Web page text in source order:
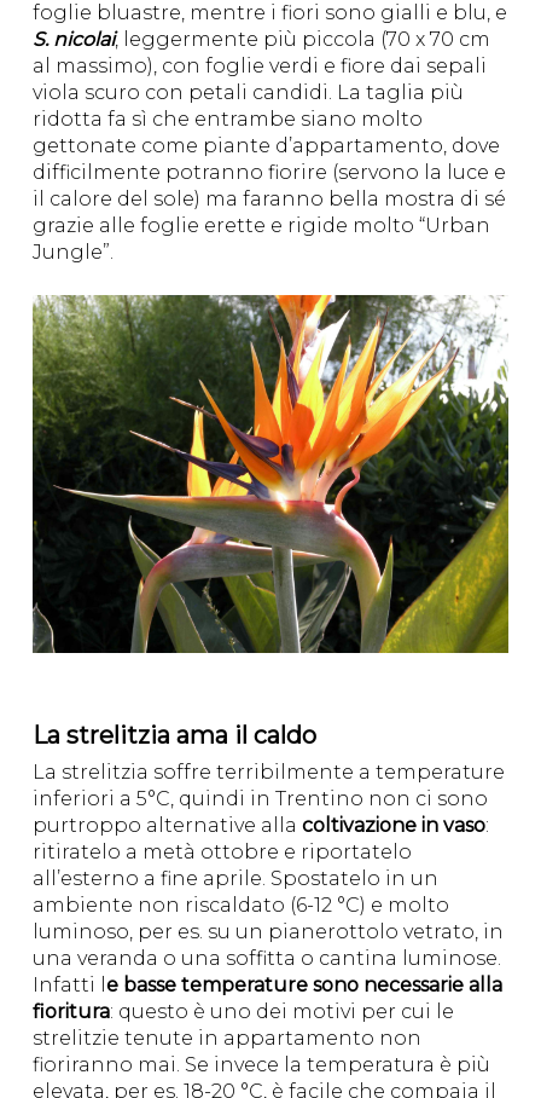
foglie bluastre, mentre i fiori sono gialli e blu, e
S. nicolai, leggermente più piccola (70 x 70 cm
al massimo), con foglie verdi e fiore dai sepali
viola scuro con petali candidi. La taglia più
ridotta fa sì che entrambe siano molto
gettonate come piante d’appartamento, dove
difficilmente potranno fiorire (servono la luce e
il calore del sole) ma faranno bella mostra di sé
grazie alle foglie erette e rigide molto “Urban
Jungle”.
La strelitzia ama il caldo
La strelitzia soffre terribilmente a temperature
inferiori a 5°C, quindi in Trentino non ci sono
purtroppo alternative alla coltivazione in vaso:
ritiratelo a metà ottobre e riportatelo
all’esterno a fine aprile. Spostatelo in un
ambiente non riscaldato (6-12 °C) e molto
luminoso, per es. su un pianerottolo vetrato, in
una veranda o una soffitta o cantina luminose.
Infatti l e basse temperature sono necessarie alla
fioritura: questo è uno dei motivi per cui le
strelitzie tenute in appartamento non
fioriranno mai. Se invece la temperatura è più
elevata, per es. 18-20 °C, è facile che compaia il